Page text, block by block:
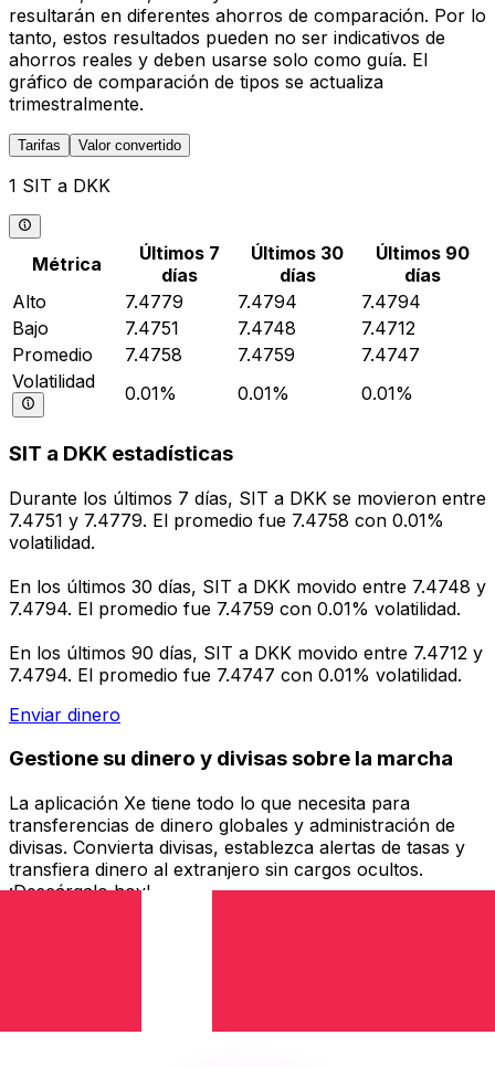
resultarán en diferentes ahorros de comparación. Por lo
tanto, estos resultados pueden no ser indicativos de
ahorros reales y deben usarse solo como guía. El
gráfico de comparación de tipos se actualiza
trimestralmente.
Tarifas Valor convertido
1 SIT a DKK
Métrica
Últimos 7
días
Últimos 30
días
Últimos 90
días
Alto
7.4779 7.4794
7.4794
Bajo
7.4751 7.4748
7.4712
Promedio
7.4758 7.4759
7.4747
Volatilidad
0.01% 0.01% 0.01%
SIT a DKK estadísticas
Durante los últimos 7 días, SIT a DKK se movieron entre
7.4751 y 7.4779. El promedio fue 7.4758 con 0.01%
volatilidad.
En los últimos 30 días, SIT a DKK movido entre 7.4748 y
7.4794. El promedio fue 7.4759 con 0.01% volatilidad.
En los últimos 90 días, SIT a DKK movido entre 7.4712 y
7.4794. El promedio fue 7.4747 con 0.01% volatilidad.
Enviar dinero
Gestione su dinero y divisas sobre la marcha
La aplicación Xe tiene todo lo que necesita para
transferencias de dinero globales y administración de
divisas. Convierta divisas, establezca alertas de tasas y
transfiera dinero al extranjero sin cargos ocultos.
¡Descárgalo hoy!